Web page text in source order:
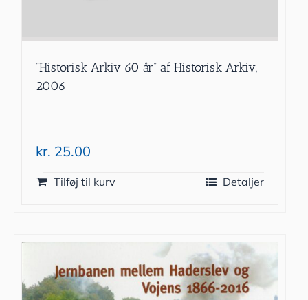
”Historisk Arkiv 60 år” af Historisk Arkiv,
2006
kr. 25.00
Tilføj til kurv Detaljer